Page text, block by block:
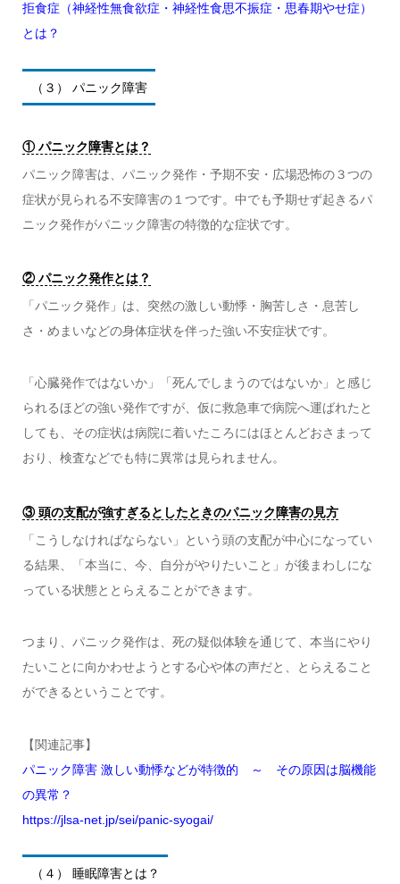
拒食症（神経性無食欲症・神経性食思不振症・思春期やせ症）
とは？
（３） パニック障害
① パニック障害とは？
パニック障害は、パニック発作・予期不安・広場恐怖の３つの
症状が見られる不安障害の１つです。中でも予期せず起きるパ
ニック発作がパニック障害の特徴的な症状です。
② パニック発作とは？
「パニック発作」は、突然の激しい動悸・胸苦しさ・息苦し
さ・めまいなどの身体症状を伴った強い不安症状です。
「心臓発作ではないか」「死んでしまうのではないか」と感じ
られるほどの強い発作ですが、仮に救急車で病院へ運ばれたと
しても、その症状は病院に着いたころにはほとんどおさまって
おり、検査などでも特に異常は見られません。
③ 頭の支配が強すぎるとしたときのパニック障害の見方
「こうしなければならない」という頭の支配が中心になってい
る結果、「本当に、今、自分がやりたいこと」が後まわしにな
っている状態ととらえることができます。
つまり、パニック発作は、死の疑似体験を通じて、本当にやり
たいことに向かわせようとする心や体の声だと、とらえること
ができるということです。
【関連記事】
パニック障害 激しい動悸などが特徴的 ～ その原因は脳機能
の異常？
https://jlsa-net.jp/sei/panic-syogai/
（４） 睡眠障害とは？